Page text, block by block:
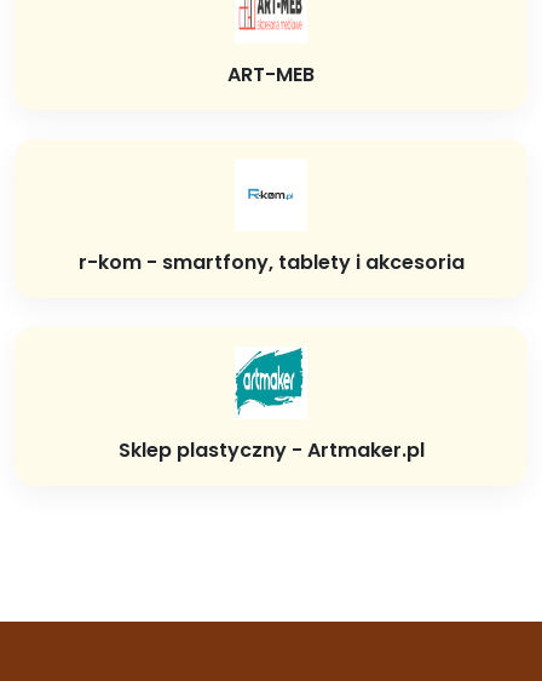
ART-MEB
r-kom - smartfony, tablety i akcesoria
Sklep plastyczny - Artmaker.pl